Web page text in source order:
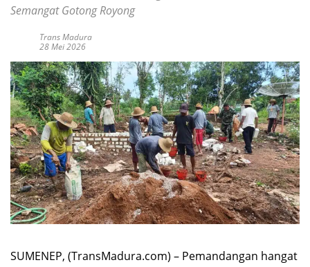
Semangat Gotong Royong
Trans Madura
28 Mei 2026
SUMENEP, (TransMadura.com) – Pemandangan hangat